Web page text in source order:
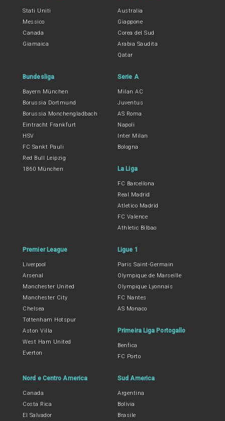
Stati Uniti
Messico
Canada
Giamaica
Australia
Giappone
Corea del Sud
Arabia Saudita
Qatar
Bundesliga
Bayern München
Borussia Dortmund
Borussia Monchengladbach
Eintracht Frankfurt
HSV
FC Sankt Pauli
Red Bull Leipzig
1860 München
Serie A
Milan AC
Juventus
AS Roma
Napoli
Inter Milan
Bologna
La Liga
FC Barcellona
Real Madrid
Atletico Madrid
FC Valence
Athletic Bilbao
Premier League
Liverpool
Arsenal
Manchester United
Manchester City
Chelsea
Tottenham Hotspur
Aston Villa
West Ham United
Everton
Ligue 1
Paris Saint-Germain
Olympique de Marseille
Olympique Lyonnais
FC Nantes
AS Monaco
Primeira Liga Portogallo
Benfica
FC Porto
Nord e Centro America
Canada
Costa Rica
El Salvador
Sud America
Argentina
Bolivia
Brasile